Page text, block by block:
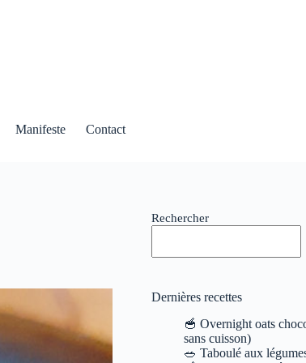
Manifeste Contact
Rechercher
Dernières recettes
🥣 Overnight oats
sans cuisson)
🥗 Taboulé aux